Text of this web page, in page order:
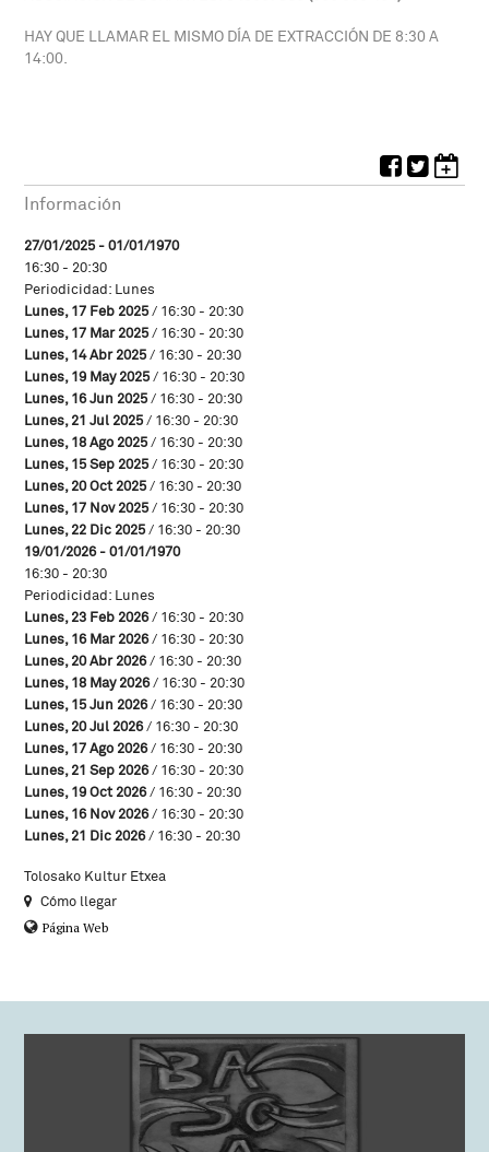
HAY QUE LLAMAR EL MISMO DÍA DE EXTRACCIÓN DE 8:30 A
14:00.
Información
27/01/2025 - 01/01/1970
16:30 - 20:30
Periodicidad: Lunes
Lunes, 17 Feb 2025/ 16:30 - 20:30
Lunes, 17 Mar 2025/ 16:30 - 20:30
Lunes, 14 Abr 2025/ 16:30 - 20:30
Lunes, 19 May 2025/ 16:30 - 20:30
Lunes, 16 Jun 2025/ 16:30 - 20:30
Lunes, 21 Jul 2025/ 16:30 - 20:30
Lunes, 18 Ago 2025/ 16:30 - 20:30
Lunes, 15 Sep 2025/ 16:30 - 20:30
Lunes, 20 Oct 2025/ 16:30 - 20:30
Lunes, 17 Nov 2025/ 16:30 - 20:30
Lunes, 22 Dic 2025/ 16:30 - 20:30
19/01/2026 - 01/01/1970
16:30 - 20:30
Periodicidad: Lunes
Lunes, 23 Feb 2026/ 16:30 - 20:30
Lunes, 16 Mar 2026/ 16:30 - 20:30
Lunes, 20 Abr 2026/ 16:30 - 20:30
Lunes, 18 May 2026/ 16:30 - 20:30
Lunes, 15 Jun 2026/ 16:30 - 20:30
Lunes, 20 Jul 2026/ 16:30 - 20:30
Lunes, 17 Ago 2026/ 16:30 - 20:30
Lunes, 21 Sep 2026/ 16:30 - 20:30
Lunes, 19 Oct 2026/ 16:30 - 20:30
Lunes, 16 Nov 2026/ 16:30 - 20:30
Lunes, 21 Dic 2026/ 16:30 - 20:30
Tolosako Kultur Etxea
Cómo llegar
Página Web